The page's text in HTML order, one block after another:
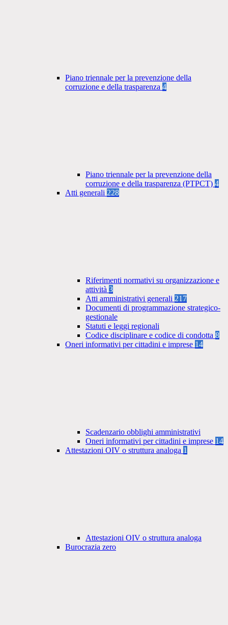
Piano triennale per la prevenzione della
corruzione e della trasparenza 4
Piano triennale per la prevenzione della
corruzione e della trasparenza (PTPCT) 4
Atti generali 228
Riferimenti normativi su organizzazione e
attività 3
Atti amministrativi generali 217
Documenti di programmazione strategico-
gestionale
Statuti e leggi regionali
Codice disciplinare e codice di condotta 8
Oneri informativi per cittadini e imprese 14
Scadenzario obblighi amministrativi
Oneri informativi per cittadini e imprese 14
Attestazioni OIV o struttura analoga 1
Attestazioni OIV o struttura analoga
Burocrazia zero